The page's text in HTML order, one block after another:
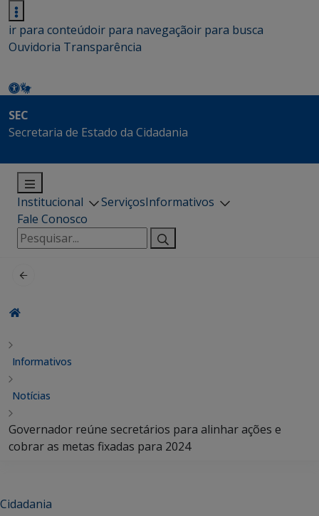
ir para conteúdoir para navegaçãoir para busca
Ouvidoria Transparência
SEC
Secretaria de Estado da Cidadania
Institucional ServiçosInformativos
Fale Conosco
Pesquisar
por:
Informativos
Notícias
Governador reúne secretários para alinhar ações e
cobrar as metas fixadas para 2024
Cidadania